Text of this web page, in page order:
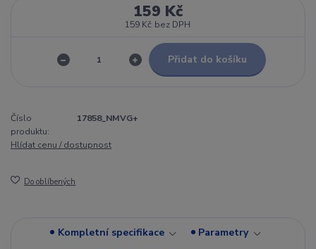
159 Kč
159 Kč bez DPH
Přidat do košíku
Číslo
produktu:
17858_NMVG+
Hlídat cenu / dostupnost
Do oblíbených
Kompletní specifikace
Parametry